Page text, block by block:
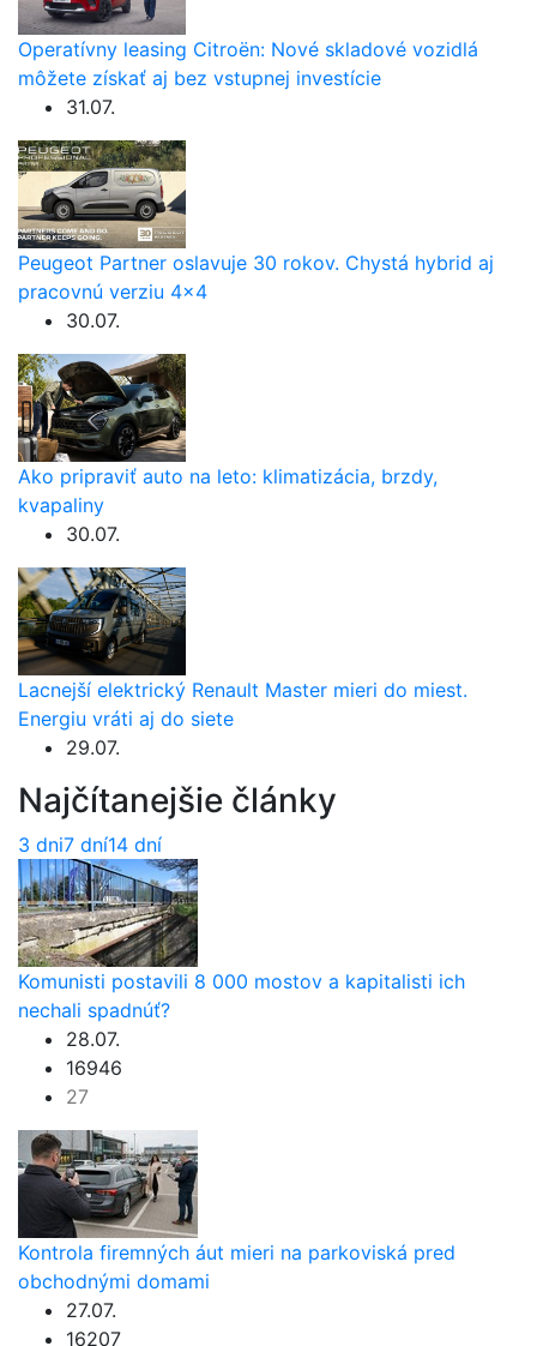
Operatívny leasing Citroën: Nové skladové vozidlá
môžete získať aj bez vstupnej investície
31.07.
Peugeot Partner oslavuje 30 rokov. Chystá hybrid aj
pracovnú verziu 4×4
30.07.
Ako pripraviť auto na leto: klimatizácia, brzdy,
kvapaliny
30.07.
Lacnejší elektrický Renault Master mieri do miest.
Energiu vráti aj do siete
29.07.
Najčítanejšie články
3 dni7 dní14 dní
Komunisti postavili 8 000 mostov a kapitalisti ich
nechali spadnúť?
28.07.
16946
27
Kontrola firemných áut mieri na parkoviská pred
obchodnými domami
27.07.
16207